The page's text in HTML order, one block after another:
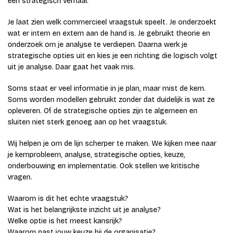
Je laat zien welk commercieel vraagstuk speelt. Je onderzoekt
wat er intern en extern aan de hand is. Je gebruikt theorie en
onderzoek om je analyse te verdiepen. Daarna werk je
strategische opties uit en kies je een richting die logisch volgt
uit je analyse. Daar gaat het vaak mis.
Soms staat er veel informatie in je plan, maar mist de kern.
Soms worden modellen gebruikt zonder dat duidelijk is wat ze
opleveren. Of de strategische opties zijn te algemeen en
sluiten niet sterk genoeg aan op het vraagstuk.
Wij helpen je om de lijn scherper te maken. We kijken mee naar
je kernprobleem, analyse, strategische opties, keuze,
onderbouwing en implementatie. Ook stellen we kritische
vragen.
Waarom is dit het echte vraagstuk?
Wat is het belangrijkste inzicht uit je analyse?
Welke optie is het meest kansrijk?